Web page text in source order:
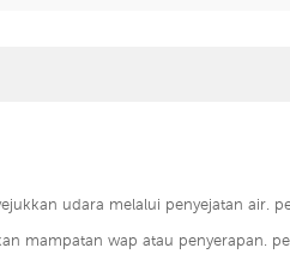
udara melalui penyejatan air.
mampatan wap atau penyerapan.